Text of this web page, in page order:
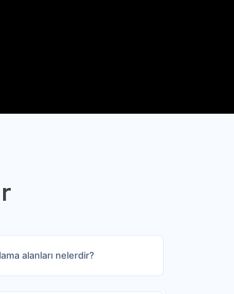
alanları nelerdir?